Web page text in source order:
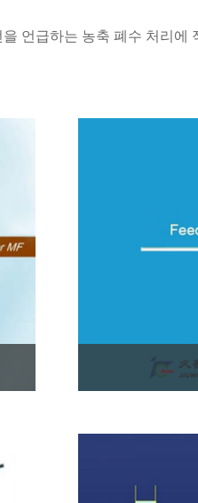
언급하는 농축 폐수 처리에
리를 유발하